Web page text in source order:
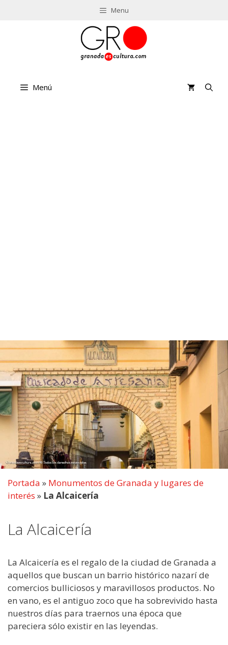
Menu
Menú
Portada » Monumentos de Granada y lugares de
interés » La Alcaicería
La Alcaicería
La Alcaicería es el regalo de la ciudad de Granada a
aquellos que buscan un barrio histórico nazarí de
comercios bulliciosos y maravillosos productos. No
en vano, es el antiguo zoco que ha sobrevivido hasta
nuestros días para traernos una época que
pareciera sólo existir en las leyendas.